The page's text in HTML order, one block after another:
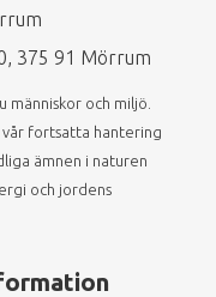
375 91 Mörrum
människor och miljö.
fortsatta hantering
ämnen i naturen
och jordens